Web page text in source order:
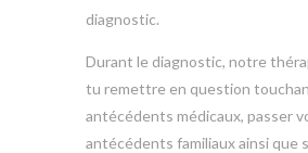
diagnostic.
Durant le diagnostic, notre
tu remettre en question
antécédents médicaux, passer
antécédents familiaux ainsi que